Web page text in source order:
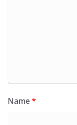
Name*